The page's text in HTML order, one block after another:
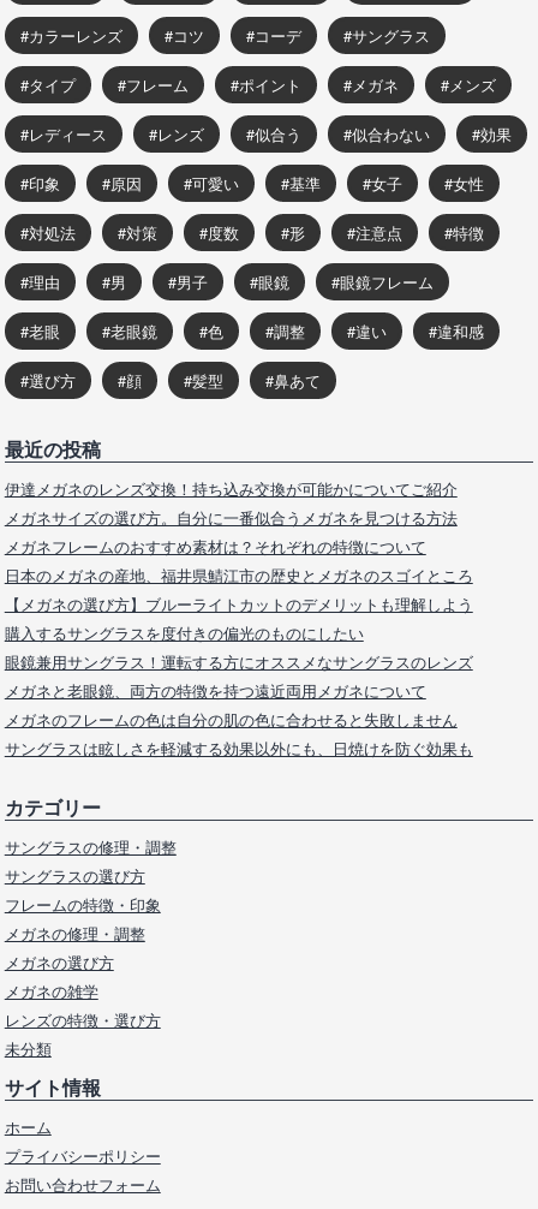
カラーレンズ コツ コーデ サングラス
タイプ フレーム ポイント メガネ メンズ
レディース レンズ 似合う 似合わない 効果
印象 原因 可愛い 基準 女子 女性
対処法 対策 度数 形 注意点 特徴
理由 男 男子 眼鏡 眼鏡フレーム
老眼 老眼鏡 色 調整 違い 違和感
選び方 顔 髪型 鼻あて
最近の投稿
伊達メガネのレンズ交換！持ち込み交換が可能かについてご紹介
メガネサイズの選び方。自分に一番似合うメガネを見つける方法
メガネフレームのおすすめ素材は？それぞれの特徴について
日本のメガネの産地、福井県鯖江市の歴史とメガネのスゴイところ
【メガネの選び方】ブルーライトカットのデメリットも理解しよう
購入するサングラスを度付きの偏光のものにしたい
眼鏡兼用サングラス！運転する方にオススメなサングラスのレンズ
メガネと老眼鏡、両方の特徴を持つ遠近両用メガネについて
メガネのフレームの色は自分の肌の色に合わせると失敗しません
サングラスは眩しさを軽減する効果以外にも、日焼けを防ぐ効果も
カテゴリー
サングラスの修理・調整
サングラスの選び方
フレームの特徴・印象
メガネの修理・調整
メガネの選び方
メガネの雑学
レンズの特徴・選び方
未分類
サイト情報
ホーム
プライバシーポリシー
お問い合わせフォーム